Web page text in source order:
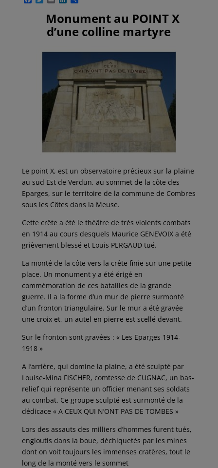
a
i
l
n
k
e
d
n
r
t
a
g
r
Monument au POINT X
d’une colline martyre
Le point X, est un observatoire précieux sur la plaine
au sud Est de Verdun, au sommet de la côte des
Eparges, sur le territoire de la commune de Combres
sous les Côtes dans la Meuse.
Cette crête a été le théâtre de très violents combats
en 1914 au cours desquels Maurice GENEVOIX a été
grièvement blessé et Louis PERGAUD tué.
La monté de la côte vers la crête finie sur une petite
place. Un monument y a été érigé en
commémoration de ces batailles de la grande
guerre. Il a la forme d’un mur de pierre surmonté
d’un fronton triangulaire. Sur le mur a été gravée
une croix et, un autel en pierre est scellé devant.
Sur le fronton sont gravées : « Les Eparges 1914-
1918 »
A l’arrière, qui domine la plaine, a été sculpté par
Louise-Mina FISCHER, comtesse de CUGNAC, un bas-
relief qui représente un officier menant ses soldats
au combat. Ce groupe sculpté est surmonté de la
dédicace « A CEUX QUI N’ONT PAS DE TOMBES »
Lors des assauts des milliers d’hommes furent tués,
engloutis dans la boue, déchiquetés par les mines
dont on voit toujours les immenses cratères, tout le
long de la monté vers le sommet